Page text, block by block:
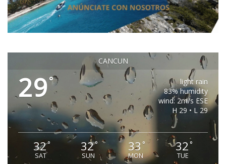
CANCUN
29°
light rain
83% humidity
wind: 2m/s ESE
H 29 • L 29
32°
SAT
32°
SUN
33 °
MON
32°
TUE